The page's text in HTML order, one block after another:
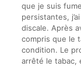
que je suis
persistantes,
discale. Après
compris que le
condition. Le
arrêté le tabac,